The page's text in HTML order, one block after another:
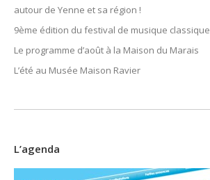
autour de Yenne et sa région !
9ème édition du festival de musique classique
Le programme d’août à la Maison du Marais
L’été au Musée Maison Ravier
L’agenda